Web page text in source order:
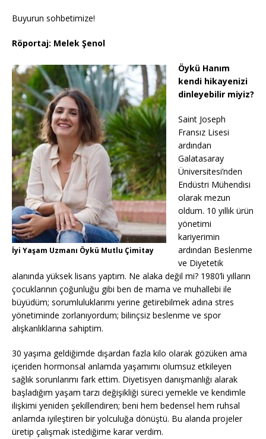
Buyurun sohbetimize!
Röportaj: Melek Şenol
İyi Yaşam Uzmanı Öykü Mutlu Çimitay
Öykü Hanım
kendi hikayenizi
dinleyebilir miyiz?
Saint Joseph
Fransız Lisesi
ardından
Galatasaray
Üniversitesi’nden
Endüstri Mühendisi
olarak mezun
oldum. 10 yıllık ürün
yönetimi
kariyerimin
ardından Beslenme
ve Diyetetik
alanında yüksek lisans yaptım. Ne alaka değil mi? 1980’li yılların
çocuklarının çoğunluğu gibi ben de mama ve muhallebi ile
büyüdüm; sorumluluklarımı yerine getirebilmek adına stres
yönetiminde zorlanıyordum; bilinçsiz beslenme ve spor
alışkanlıklarına sahiptim.
30 yaşıma geldiğimde dışardan fazla kilo olarak gözüken ama
içeriden hormonsal anlamda yaşamımı olumsuz etkileyen
sağlık sorunlarımı fark ettim. Diyetisyen danışmanlığı alarak
başladığım yaşam tarzı değişikliği süreci yemekle ve kendimle
ilişkimi yeniden şekillendiren; beni hem bedensel hem ruhsal
anlamda iyileştiren bir yolculuğa dönüştü. Bu alanda projeler
üretip çalışmak istediğime karar verdim.